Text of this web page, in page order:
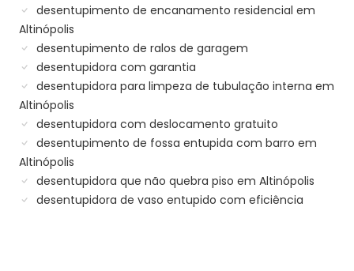
desentupimento de encanamento residencial em
Altinópolis
desentupimento de ralos de garagem
desentupidora com garantia
desentupidora para limpeza de tubulação interna em
Altinópolis
desentupidora com deslocamento gratuito
desentupimento de fossa entupida com barro em
Altinópolis
desentupidora que não quebra piso em Altinópolis
desentupidora de vaso entupido com eficiência